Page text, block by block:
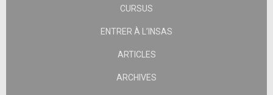
CURSUS
ENTRER À L’INSAS
ARTICLES
ARCHIVES